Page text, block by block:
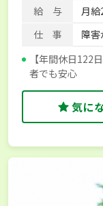
給 与
月
仕 事
障
【年間休日122
者でも安心
気に